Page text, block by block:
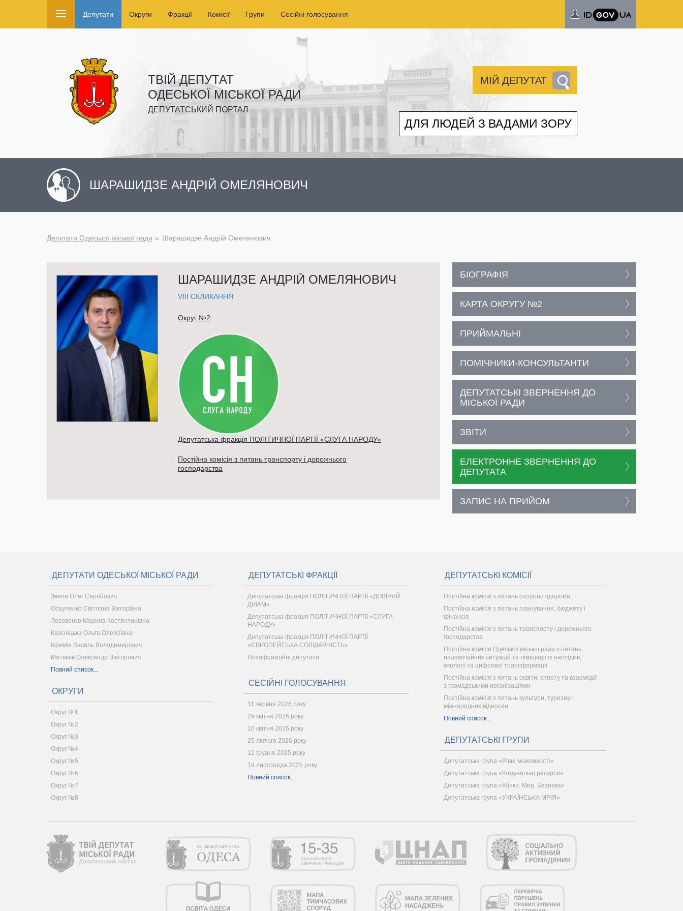
Депутати Округи Фракції Комісії Групи Сесійні голосування
ТВІЙ ДЕПУТАТ
ОДЕСЬКОЇ МІСЬКОЇ РАДИ
ДЕПУТАТСЬКИЙ ПОРТАЛ
МІЙ ДЕПУТАТ
ДЛЯ ЛЮДЕЙ З ВАДАМИ ЗОРУ
ШАРАШИДЗЕ АНДРІЙ ОМЕЛЯНОВИЧ
Депутати Одеської міської ради Шарашидзе Андрій Омелянович
ШАРАШИДЗЕ АНДРІЙ ОМЕЛЯНОВИЧ
VIII СКЛИКАННЯ
Округ №2
Депутатська фракція ПОЛІТИЧНОЇ ПАРТІЇ «СЛУГА НАРОДУ»
Постійна комісія з питань транспорту і дорожнього
господарства
БІОГРАФІЯ
КАРТА ОКРУГУ №2
ПРИЙМАЛЬНІ
ПОМІЧНИКИ-КОНСУЛЬТАНТИ
ДЕПУТАТСЬКІ ЗВЕРНЕННЯ ДО
МІСЬКОЇ РАДИ
ЗВІТИ
ЕЛЕКТРОННЕ ЗВЕРНЕННЯ ДО
ДЕПУТАТА
ЗАПИС НА ПРИЙОМ
ДЕПУТАТИ ОДЕСЬКОЇ МІСЬКОЇ РАДИ
Звягін Олег Сергійович
Осауленко Світлана Вікторівна
Лозовенко Марина Костянтинівна
Квасніцька Ольга Олексіївна
Ієремія Василь Володимирович
Матвєєв Олександр Вікторович
Повний список...
ОКРУГИ
Округ №1
Округ №2
Округ №3
Округ №4
Округ №5
Округ №6
Округ №7
Округ №8
ДЕПУТАТСЬКІ ФРАКЦІЇ
Депутатська фракція ПОЛІТИЧНОЇ ПАРТІЇ «ДОВІРЯЙ
ДІЛАМ»
Депутатська фракція ПОЛІТИЧНОЇ ПАРТІЇ «СЛУГА
НАРОДУ»
Депутатська фракція ПОЛІТИЧНОЇ ПАРТІЇ
«ЄВРОПЕЙСЬКА СОЛІДАРНІСТЬ»
Позафракційні депутати
СЕСІЙНІ ГОЛОСУВАННЯ
11 червня 2026 року
29 квітня 2026 року
10 квітня 2026 року
25 лютого 2026 року
12 грудня 2025 року
19 листопада 2025 року
Повний список...
ДЕПУТАТСЬКІ КОМІСІЇ
Постійна комісія з питань охорони здоров'я
Постійна комісія з питань планування, бюджету і
фінансів
Постійна комісія з питань транспорту і дорожнього
господарства
Постійна комісія Одеської міської ради з питань
надзвичайних ситуацій та ліквідації їх наслідків,
екології та цифрової трансформації
Постійна комісія з питань освіти, спорту та взаємодії
з громадськими організаціями
Постійна комісія з питань культури, туризму і
міжнародних відносин
Повний список...
ДЕПУТАТСЬКІ ГРУПИ
Депутатська група «Рівні можливості»
Депутатська група «Комунальні ресурси»
Депутатська група «Жінки. Мир. Безпека»
Депутатська група «УКРАЇНСЬКА МРІЯ»